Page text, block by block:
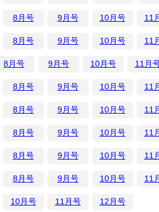
8月号 9月号 10月号 11
8月号 9月号 10月号 11
8月号 9月号 10月号 11月
8月号 9月号 10月号 11
8月号 9月号 10月号 11
8月号 9月号 10月号 11
8月号 9月号 10月号 11
8月号 9月号 10月号 11
10月号 11月号 12月号